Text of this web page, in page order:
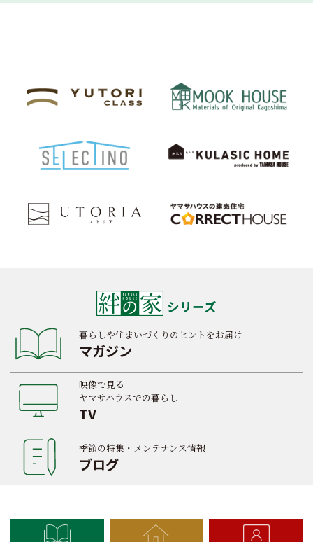
シリーズ
暮らしや住まいづくりのヒントをお届け
マガジン
映像で見る
ヤマサハウスでの暮らし
TV
季節の特集・メンテナンス情報
ブログ